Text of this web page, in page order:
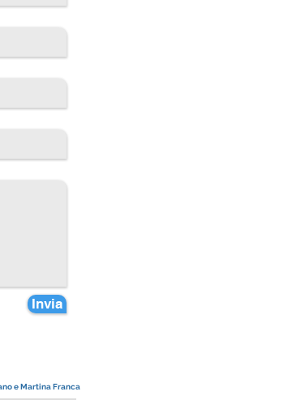
Invia
e Martina Franca